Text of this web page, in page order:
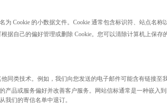
为 Cookie 的小数据文件。Cookie 通常包含标识符、站点名
据自己的偏好管理或删除 Cookie。您可以清除计算机上保
同类技术。例如，我们向您发送的电子邮件可能含有链接至
产品或服务偏好并改善客户服务。网站信标通常是一种嵌
我们的寄信名单中退订。